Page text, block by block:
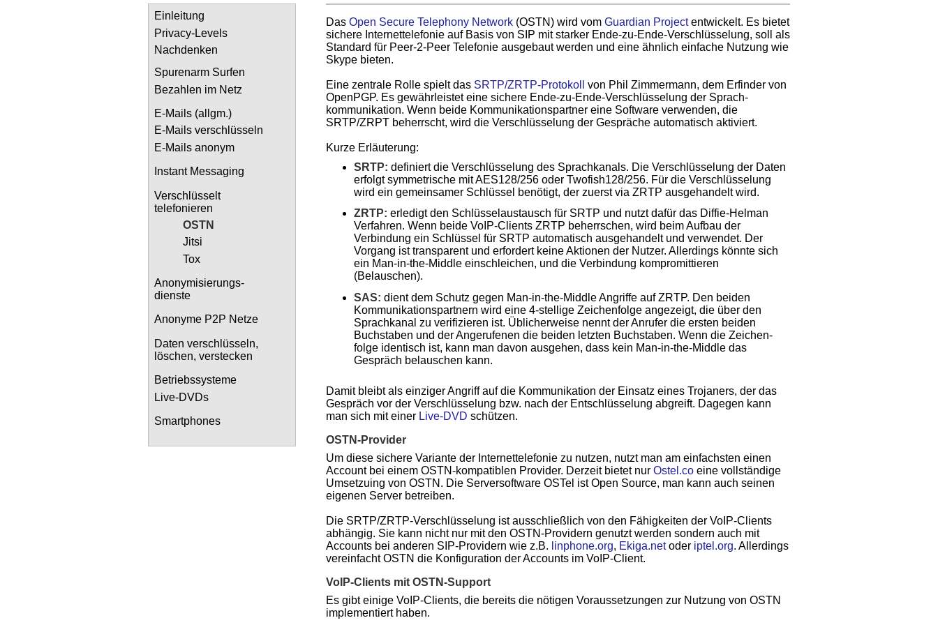
Das Open Secure Telephony Network (OSTN) wird vom Guardian Projectentwickelt. Es bietet
sichere Internettelefonie auf Basis von SIP mit starker Ende-zu-Ende-Verschlüsselung, soll als
Standard für Peer-2-Peer Telefonie ausgebaut werden und eine ähnlich einfache Nutzung wie
Skype bieten.
Eine zentrale Rolle spielt das SRTP/ZRTP-Protokoll
von Phil Zimmermann, dem Erfinder von
OpenPGP. Es gewährleistet eine sichere Ende-zu-Ende-Verschlüsselung der Sprach­
kommunikation. Wenn beide Kommunikationspartner eine Software verwenden, die
SRTP/ZRPT beherrscht, wird die Verschlüsselung der Gespräche automatisch aktiviert.
Kurze Erläuterung:
SRTP: definiert die Verschlüsselung des Sprachkanals. Die Verschlüsselung der Daten
erfolgt symmetrische mit AES128/256 oder Twofish128/256. Für die Verschlüsselung
wird ein gemeinsamer Schlüssel benötigt, der zuerst via ZRTP ausgehandelt wird.
ZRTP: erledigt den Schlüsselaustausch für SRTP und nutzt dafür das Diffie-Helman
Verfahren. Wenn beide VoIP-Clients ZRTP beherrschen, wird beim Aufbau der
Verbindung ein Schlüssel für SRTP automatisch ausgehandelt und verwendet. Der
Vorgang ist transparent und erfordert keine Aktionen der Nutzer. Allerdings könnte sich
ein Man-in-the-Middle einschleichen, und die Verbindung kompromittieren
(Belauschen).
SAS: dient dem Schutz gegen Man-in-the-Middle Angriffe auf ZRTP. Den beiden
Kommunikationspartnern wird eine 4-stellige Zeichenfolge angezeigt, die über den
Sprachkanal zu verifizieren ist. Üblicherweise nennt der Anrufer die ersten beiden
Buchstaben und der Angerufenen die beiden letzten Buchstaben. Wenn die Zeichen­
folge identisch ist, kann man davon ausgehen, dass kein Man-in-the-Middle das
Gespräch belauschen kann.
Damit bleibt als einziger Angriff auf die Kommunikation der Einsatz eines Trojaners, der das
Gespräch vor der Verschlüsselung bzw. nach der Entschlüsselung abgreift. Dagegen kann
man sich mit einer Live-DVD schützen.
OSTN-Provider
Um diese sichere Variante der Internettelefonie zu nutzen, nutzt man am einfachsten einen
Account bei einem OSTN-kompatiblen Provider. Derzeit bietet nur Ostel.co eine vollständige
Umsetzuing von OSTN. Die Serversoftware OSTel ist Open Source, man kann auch seinen
eigenen Server betreiben.
Die SRTP/ZRTP-Verschlüsselung ist ausschließlich von den Fähigkeiten der VoIP-Clients
abhängig. Sie kann nicht nur mit den OSTN-Providern genutzt werden sondern auch mit
Accounts bei anderen SIP-Providern wie z.B. linphone.org, Ekiga.netoder iptel.org. Allerdings
vereinfacht OSTN die Konfiguration der Accounts im VoIP-Client.
VoIP-Clients mit OSTN-Support
Es gibt einige VoIP-Clients, die bereits die nötigen Voraussetzungen zur Nutzung von OSTN
implementiert haben.
Einleitung
Privacy-Levels
Nachdenken
Spurenarm Surfen
Bezahlen im Netz
E-Mails (allgm.)
E-Mails verschlüsseln
E-Mails anonym
Instant Messaging
Verschlüsselt
telefonieren
OSTN
Jitsi
Tox
Anonymisierungs-
dienste
Anonyme P2P Netze
Daten verschlüsseln,
löschen, verstecken
Betriebssysteme
Live-DVDs
Smartphones